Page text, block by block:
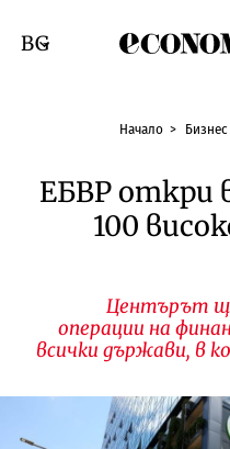
Смяна на език
Начало Бизнес
ЕБВР откри
100
Центърът
операции на
всички държави, в